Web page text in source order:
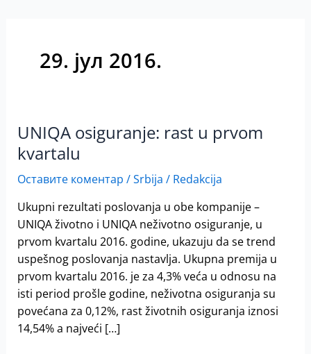
29. јул 2016.
UNIQA osiguranje: rast u prvom
kvartalu
Оставите коментар /Srbija / Redakcija
Ukupni rezultati poslovanja u obe kompanije –
UNIQA životno i UNIQA neživotno osiguranje, u
prvom kvartalu 2016. godine, ukazuju da se trend
uspešnog poslovanja nastavlja. Ukupna premija u
prvom kvartalu 2016. je za 4,3% veća u odnosu na
isti period prošle godine, neživotna osiguranja su
povećana za 0,12%, rast životnih osiguranja iznosi
14,54% a najveći […]
UNIQA
osiguranje:
rast
u
prvom
kvartalu